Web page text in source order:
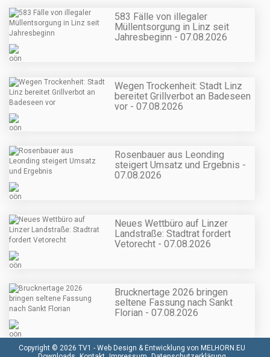
583 Fälle von illegaler
Müllentsorgung in Linz seit
Jahresbeginn - 07.08.2026
Wegen Trockenheit: Stadt Linz
bereitet Grillverbot an Badeseen
vor - 07.08.2026
Rosenbauer aus Leonding
steigert Umsatz und Ergebnis -
07.08.2026
Neues Wettbüro auf Linzer
Landstraße: Stadtrat fordert
Vetorecht - 07.08.2026
Brucknertage 2026 bringen
seltene Fassung nach Sankt
Florian - 07.08.2026
Copyright © 2026 TV1 - Web Design & Entwicklung von MELHORN.EU